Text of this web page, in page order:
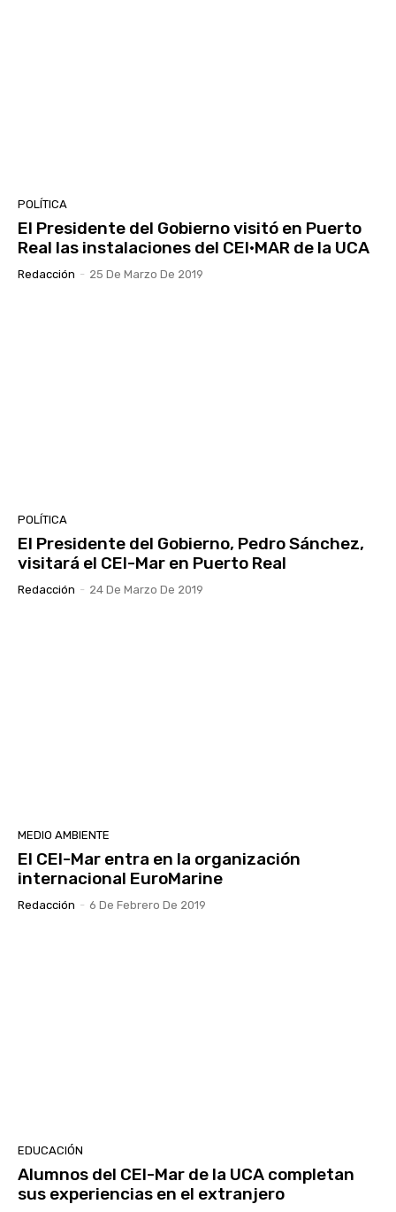
POLÍTICA
El Presidente del Gobierno visitó en Puerto
Real las instalaciones del CEI·MAR de la UCA
Redacción - 25 De Marzo De 2019
POLÍTICA
El Presidente del Gobierno, Pedro Sánchez,
visitará el CEI-Mar en Puerto Real
Redacción - 24 De Marzo De 2019
MEDIO AMBIENTE
El CEI-Mar entra en la organización
internacional EuroMarine
Redacción - 6 De Febrero De 2019
EDUCACIÓN
Alumnos del CEI-Mar de la UCA completan
sus experiencias en el extranjero